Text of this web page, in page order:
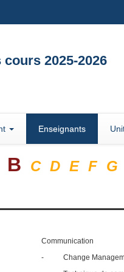
2025-2026
Enseignants
B C D E F G
Communication
-
Change